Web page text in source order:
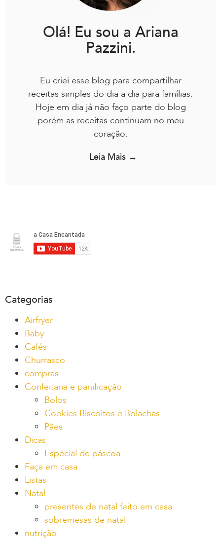
Olá! Eu sou a Ariana
Pazzini.
Eu criei esse blog para compartilhar
receitas simples do dia a dia para famílias.
Hoje em dia já não faço parte do blog
porém as receitas continuam no meu
coração.
Leia Mais →
Categorias
Airfryer
Baby
Cafés
Churrasco
compras
Confeitaria e panificação
Bolos
Cookies Biscoitos e Bolachas
Pães
Dicas
Especial de páscoa
Faça em casa
Listas
Natal
presentes de natal feito em casa
sobremesas de natal
nutrição